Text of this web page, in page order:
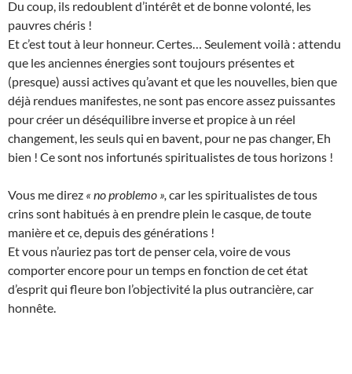
Du coup, ils redoublent d’intérêt et de bonne volonté, les
pauvres chéris !
Et c’est tout à leur honneur. Certes… Seulement voilà : attendu
que les anciennes énergies sont toujours présentes et
(presque) aussi actives qu’avant et que les nouvelles, bien que
déjà rendues manifestes, ne sont pas encore assez puissantes
pour créer un déséquilibre inverse et propice à un réel
changement, les seuls qui en bavent, pour ne pas changer, Eh
bien ! Ce sont nos infortunés spiritualistes de tous horizons !
Vous me direz « no problemo », car les spiritualistes de tous
crins sont habitués à en prendre plein le casque, de toute
manière et ce, depuis des générations !
Et vous n’auriez pas tort de penser cela, voire de vous
comporter encore pour un temps en fonction de cet état
d’esprit qui fleure bon l’objectivité la plus outrancière, car
honnête.